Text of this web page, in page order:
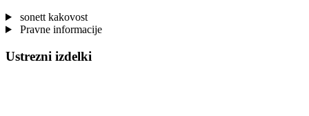
sonett kakovost
Pravne informacije
Ustrezni izdelki